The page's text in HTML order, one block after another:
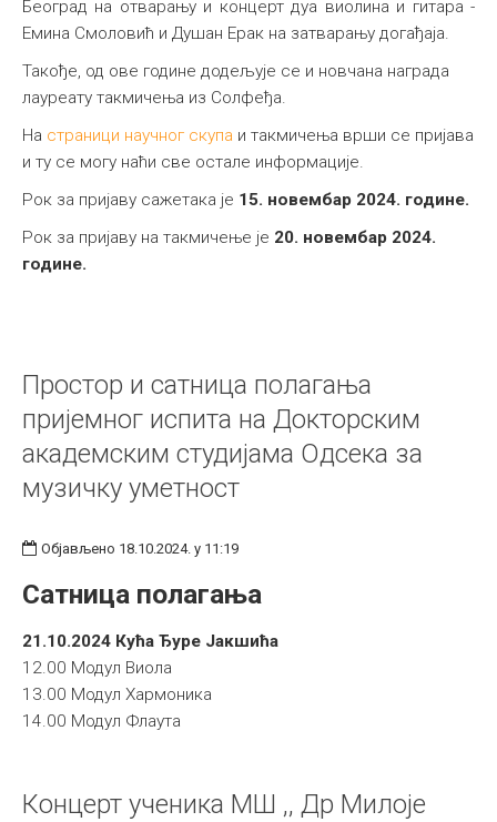
Београд на отварању и концерт дуа виолина и гитара -
Емина Смоловић и Душан Ерак на затварању догађаја.
Такође, од ове године додељује се и новчана награда
лауреату такмичења из Солфеђа.
На страници научног скупа и такмичења врши се пријава
и ту се могу наћи све остале информације.
Рок за пријаву сажетака је 15. новембар 2024. године.
Рок за пријаву на такмичење је 20. новембар 2024.
године.
Простор и сатница полагања
пријемног испита на Докторским
академским студијама Одсека за
музичку уметност
Објављено 18.10.2024. у 11:19
Сатница полагања
21.10.2024 Кућа Ђуре Јакшића
12.00 Модул Виола
13.00 Модул Хармоника
14.00 Модул Флаута
Концерт ученика МШ ,, Др Милоје